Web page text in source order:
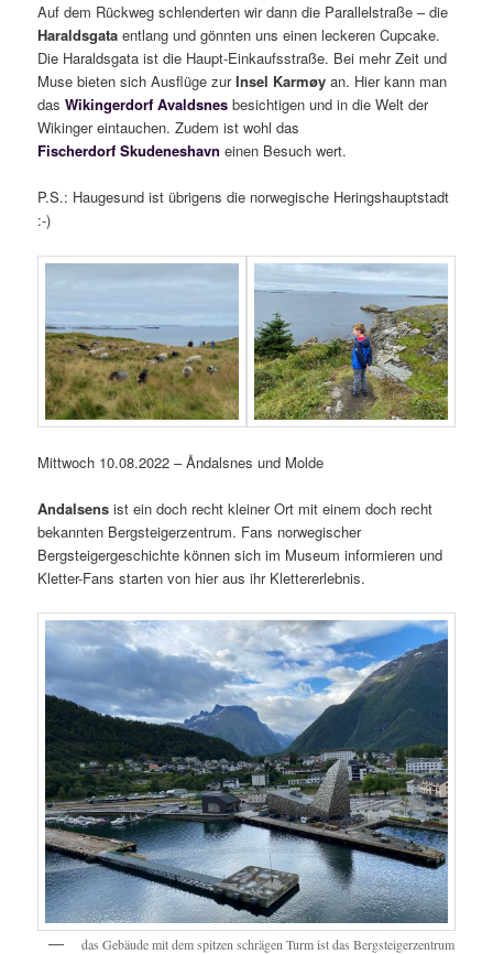
Auf dem Rückweg schlenderten wir dann die Parallelstraße – die
Haraldsgataentlang und gönnten uns einen leckeren Cupcake.
Die Haraldsgata ist die Haupt-Einkaufsstraße. Bei mehr Zeit und
Muse bieten sich Ausflüge zurInsel Karmøyan. Hier kann man
dasWikingerdorf Avaldsnes besichtigen und in die Welt der
Wikinger eintauchen. Zudem ist wohl das
Fischerdorf Skudeneshavn einen Besuch wert.
P.S.: Haugesund ist übrigens die norwegische Heringshauptstadt
:-)
Mittwoch 10.08.2022 – Åndalsnes und Molde
Andalsensist ein doch recht kleiner Ort mit einem doch recht
bekannten Bergsteigerzentrum. Fans norwegischer
Bergsteigergeschichte können sich im Museum informieren und
Kletter-Fans starten von hier aus ihr Klettererlebnis.
das Gebäude mit dem spitzen schrägen Turm ist das Bergsteigerzentrum